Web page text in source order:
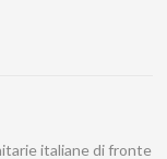
italiane di fronte